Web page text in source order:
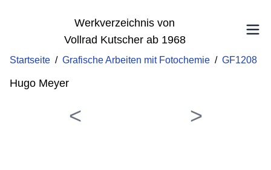
Werkverzeichnis von
Vollrad Kutscher ab 1968
Startseite / Grafische Arbeiten mit Fotochemie / GF1208
Hugo Meyer
< >